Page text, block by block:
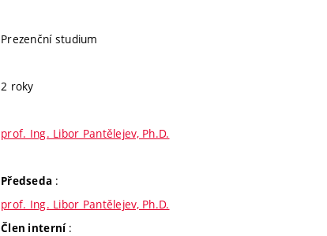
Prezenční studium
2 roky
prof. Ing. Libor Pantělejev, Ph.D.
Předseda :
prof. Ing. Libor Pantělejev, Ph.D.
Člen interní :